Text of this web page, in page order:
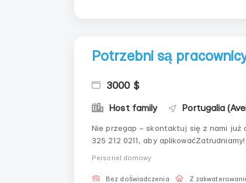
Potrzebni są
3000 $
Host family Portugalia
Nie przegap – skontaktuj się z nami już
325 212 0211, aby
Personel domowy
Bez doświadczenia Z